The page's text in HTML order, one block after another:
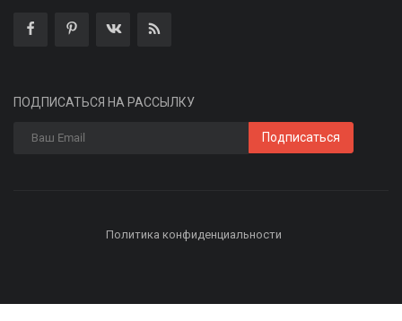
ПОДПИСАТЬСЯ НА РАССЫЛКУ
Подписаться
Политика конфиденциальности